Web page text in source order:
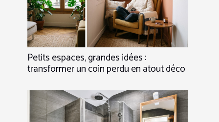
Petits espaces, grandes idées :
transformer un coin perdu en atout déco